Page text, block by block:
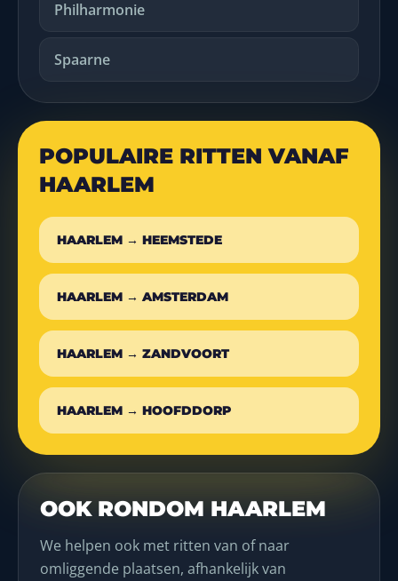
Philharmonie
Spaarne
POPULAIRE RITTEN VANAF
HAARLEM
HAARLEM → HEEMSTEDE
HAARLEM → AMSTERDAM
HAARLEM → ZANDVOORT
HAARLEM → HOOFDDORP
OOK RONDOM HAARLEM
We helpen ook met ritten van of naar
omliggende plaatsen, afhankelijk van